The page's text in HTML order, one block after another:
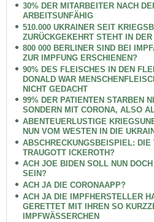
30% DER MITARBEITER NACH
ARBEITSUNFÄHIG
510.000 UKRAINER SEIT
ZURÜCKGEKEHRT STEHT IN
800 000 BERLINER SIND BEI
ZUR IMPFUNG ERSCHIENEN?
90% DES FLEISCHES IN DEN
DONALD WAR
NICHT GEDACHT
99% DER PATIENTEN STARBEN
SONDERN MIT CORONA, ALSO
ABENTEUERLUSTIGE
NUN VOM WESTEN IN DIE
ABSCHRECKUNGSBEISPIEL: DIE
TRAUGOTT ICKEROTH?
ACH JOE BIDEN SOLL NUN
SEIN?
ACH JA DIE CORONAAPP?
ACH JA DIE IMPFHERSTELLER
GERETTET MIT IHREN SO
IMPFWÄSSERCHEN